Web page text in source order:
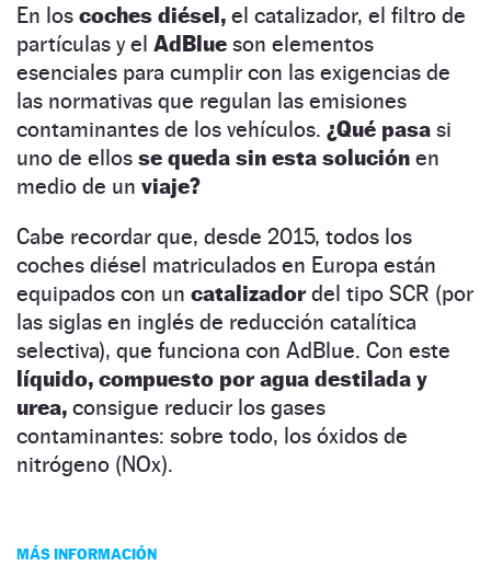
En los coches diésel, el catalizador, el filtro de
partículas y el AdBlue son elementos
esenciales para cumplir con las exigencias de
las normativas que regulan las emisiones
contaminantes de los vehículos. ¿Qué pasa si
uno de ellos se queda sin esta solución en
medio de un viaje?
Cabe recordar que, desde 2015, todos los
coches diésel matriculados en Europa están
equipados con un catalizadordel tipo SCR (por
las siglas en inglés de reducción catalítica
selectiva), que funciona con AdBlue. Con este
líquido, compuesto por agua destilada y
urea, consigue reducir los gases
contaminantes: sobre todo, los óxidos de
nitrógeno (NOx).
MÁS INFORMACIÓN